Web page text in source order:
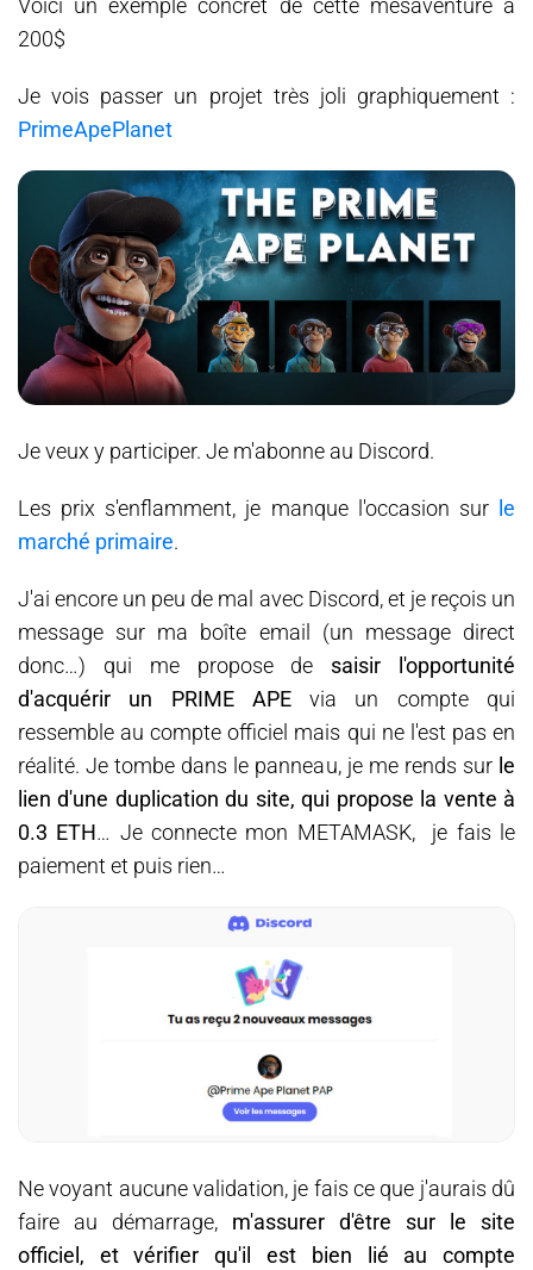
200$
Je vois passer un projet très joli graphiquement :
PrimeApePlanet
Je veux y participer. Je m'abonne au Discord.
Les prix s'enflamment, je manque l'occasion sur le
marché primaire.
J'ai encore un peu de mal avec Discord, et je reçois un
message sur ma boîte email (un message direct
donc…) qui me propose de saisir l'opportunité
d'acquérir un PRIME APEvia un compte qui
ressemble au compte officiel mais qui ne l'est pas en
réalité. Je tombe dans le panneau, je me rends sur le
lien d'une duplication du site, qui propose la vente à
0.3 ETH… Je connecte mon METAMASK, je fais le
paiement et puis rien…
Ne voyant aucune validation, je fais ce que j'aurais dû
faire au démarrage, m'assurer d'être sur le site
officiel, et vérifier qu'il est bien lié au compte